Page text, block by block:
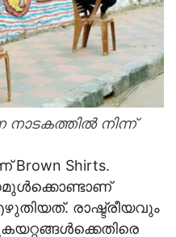
നാടകത്തില്‍ നിന്ന്‌
Brown Shirts.
രാഷ്ട്രീയവും